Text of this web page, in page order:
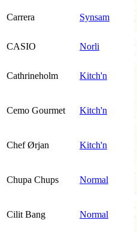
Carrera Synsam
CASIO
Norli
Cathrineholm Kitch'n
Cemo Gourmet Kitch'n
Chef Ørjan Kitch'n
Chupa Chups Normal
Cilit Bang Normal